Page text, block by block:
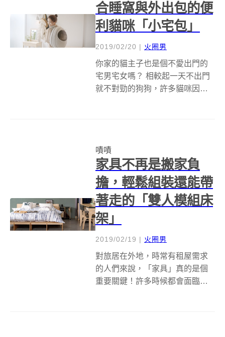
合睡窩與外出包的便
利貓咪「小宅包」
2019/02/20 | 火圈男
你家的貓主子也是個不愛出門的
宅男宅女嗎？ 相較起一天不出門
就不對勁的狗狗，許多貓咪因為
的抗拒，只要一拿起來就躲到角
落，好說歹說抱...
嘖嘖
家具不再是搬家負
擔，輕鬆組裝還能帶
著走的「雙人模組床
架」
2019/02/19 | 火圈男
對旅居在外地，時常有租屋需求
的人們來說，「家具」真的是個
重要關鍵！許多時候都會面臨到